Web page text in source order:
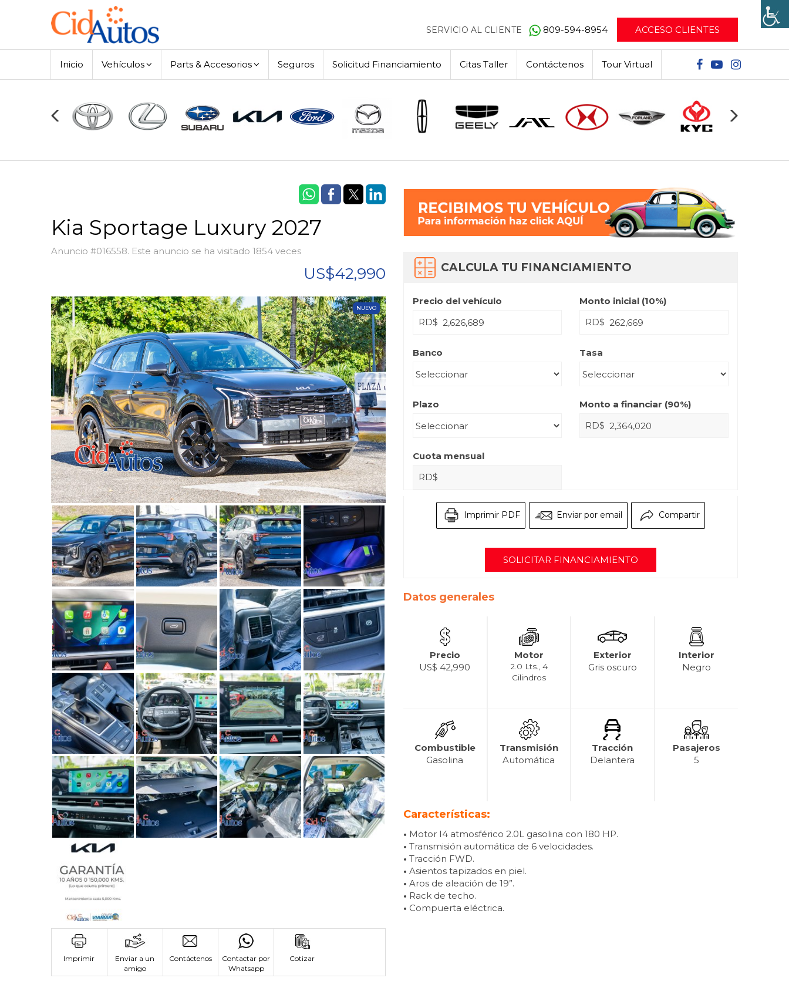
SERVICIO AL CLIENTE 809-594-8954 ACCESO CLIENTES
Inicio Vehículos Parts & Accesorios Seguros Solicitud Financiamiento Citas Taller Contáctenos Tour Virtual
Kia Sportage Luxury 2027
Anuncio #016558. Este anuncio se ha visitado 1854 veces
US$42,990
NUEVO
Imprimir
Enviar a un
amigo
Contáctenos
Contactar por
Whatsapp
Cotizar
CALCULA TU FINANCIAMIENTO
Precio del vehículo
RD$
Monto inicial (10%)
RD$
Banco Tasa
Plazo Monto a financiar (90%)
RD$
Cuota mensual
RD$
Imprimir PDF Enviar por email Compartir
SOLICITAR FINANCIAMIENTO
Datos generales
Precio
US$ 42,990
Motor
2.0 Lts., 4
Cilindros
Exterior
Gris oscuro
Interior
Negro
Combustible
Gasolina
Transmisión
Automática
Tracción
Delantera
Pasajeros
5
Características:
• Motor I4 atmosférico 2.0L gasolina con 180 HP.
• Transmisión automática de 6 velocidades.
• Tracción FWD.
• Asientos tapizados en piel.
• Aros de aleación de 19”.
• Rack de techo.
• Compuerta eléctrica.